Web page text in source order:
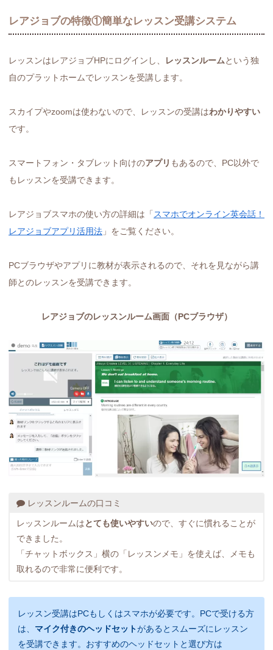
レアジョブの特徴①簡単なレッスン受講システム
レッスンはレアジョブHPにログインし、 レッスンルームという独
自のプラットホームでレッスンを受講します。
スカイプやzoomは使わないので、レッスンの受講はわかりやすい
です。
スマートフォン・タブレット向けのアプリ もあるので、PC以外で
もレッスンを受講できます。
レアジョブスマホの使い方の詳細は「 スマホでオンライン英会話！
レアジョブアプリ活用法 」をご覧ください。
PCブラウザやアプリに教材が表示されるので、それを見ながら講
師とのレッスンを受講できます。
レアジョブのレッスンルーム画面（PCブラウザ）
レッスンルームの口コミ
レッスンルームはとても使いやすいので、すぐに慣れることが
できました。
「チャットボックス」横の「レッスンメモ」を使えば、メモも
取れるので非常に便利です。
レッスン受講はPCもしくはスマホが必要です。PCで受ける方
は、 マイク付きのヘッドセットがあるとスムーズにレッスン
を受講できます。おすすめのヘッドセットと選び方は